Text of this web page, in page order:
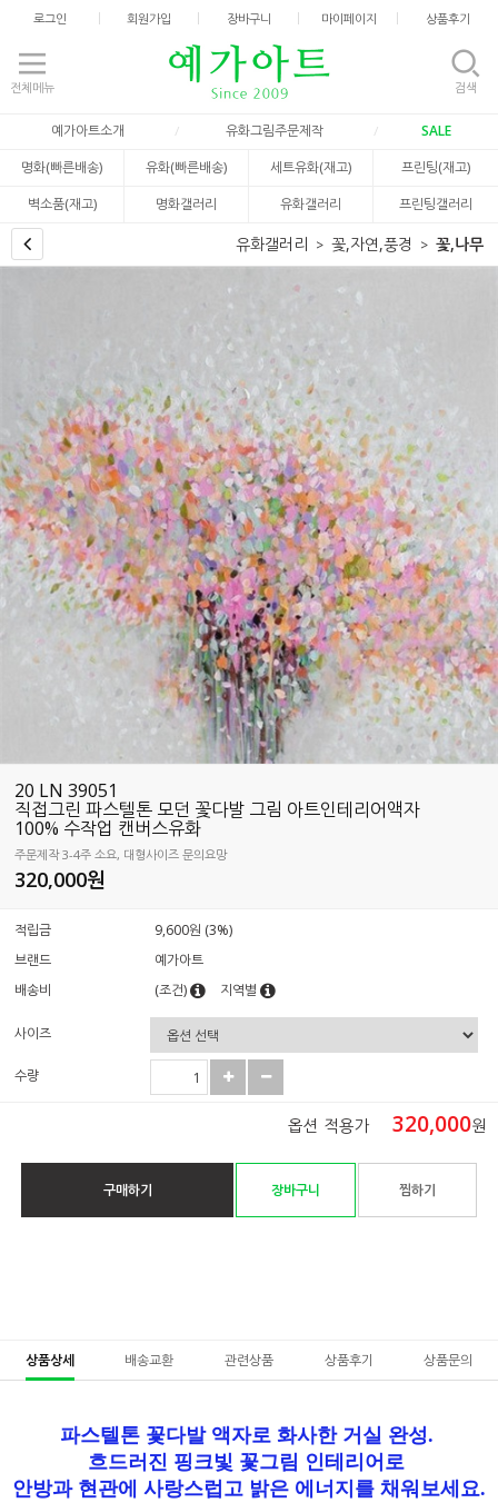
로그인 회원가입 장바구니 마이페이지 상품후기
전체메뉴 검색
예가아트소개 유화그림주문제작
SALE
명화(빠른배송)
유화(빠른배송) 세트유화(재고)
프린팅(재고)
벽소품(재고)
명화갤러리 유화갤러리 프린팅갤러리
유화갤러리 꽃,자연,풍경 꽃,나무
20 LN 39051
직접그린 파스텔톤 모던 꽃다발 그림 아트인테리어액자
100% 수작업 캔버스유화
주문제작 3-4주 소요, 대형사이즈 문의요망
320,000원
적립금
9,600원 (3%)
브랜드
예가아트
배송비
(조건) 지역별
사이즈
수량
옵션 적용가 320,000원
구매하기 장바구니 찜하기
상품상세 배송교환 관련상품 상품후기 상품문의
파스텔톤 꽃다발 액자로 화사한 거실 완성.
흐드러진 핑크빛 꽃그림 인테리어로
안방과 현관에 사랑스럽고 밝은 에너지를 채워보세요.